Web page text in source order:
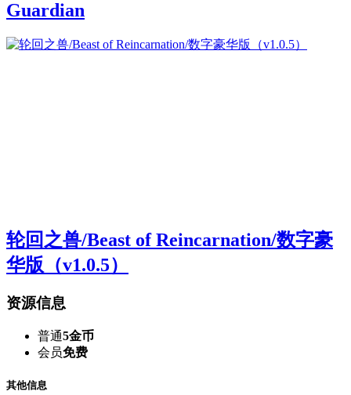
Guardian
轮回之兽/Beast of Reincarnation/数字豪
华版（v1.0.5）
资源信息
普通5金币
会员免费
其他信息